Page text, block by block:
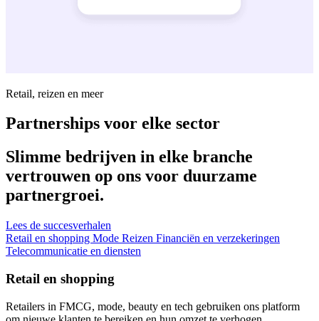
Retail, reizen en meer
Partnerships voor elke sector
Slimme bedrijven in elke branche
vertrouwen op ons voor duurzame
partnergroei.
Lees de succesverhalen
Retail en shopping Mode Reizen Financiën en verzekeringen
Telecommunicatie en diensten
Retail en shopping
Retailers in FMCG, mode, beauty en tech gebruiken ons platform